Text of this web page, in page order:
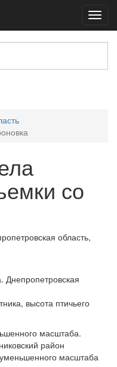
со
высота птичьего
масштаба